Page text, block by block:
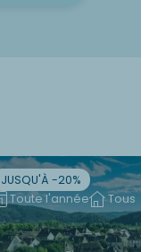
JUSQU'À -20%
Toute l'année
Tous